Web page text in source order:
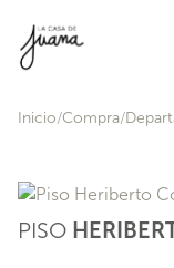
Inicio Compra
PISO